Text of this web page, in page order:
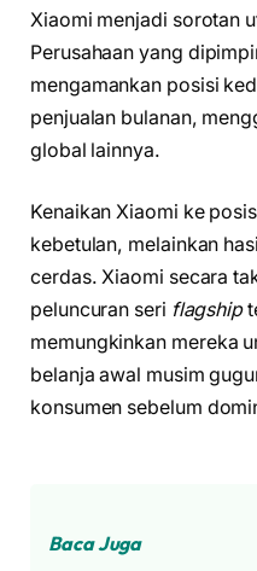
Xiaomi menjadi sorotan
Perusahaan yang
mengamankan posisi
penjualan bulanan,
global lainnya.
Kenaikan Xiaomi ke
kebetulan, melainkan
cerdas. Xiaomi secara
peluncuran seri flagship
memungkinkan mereka
belanja awal musim
konsumen sebelum
Baca Juga